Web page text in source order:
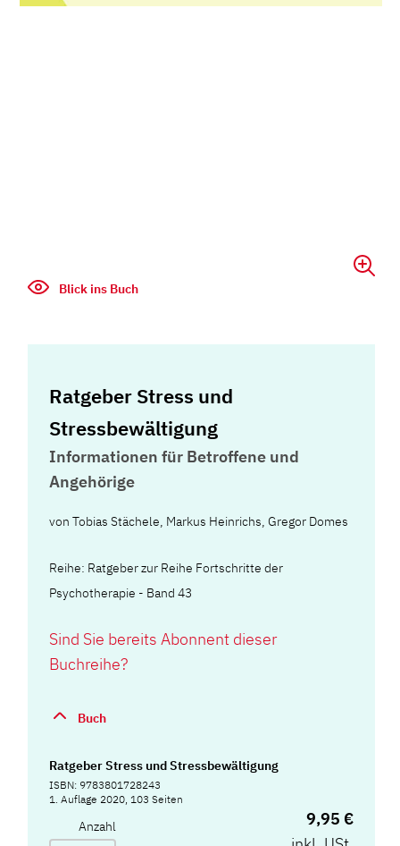
Blick ins Buch
Ratgeber Stress und
Stressbewältigung
Informationen für Betroffene und
Angehörige
vonTobias Stächele, Markus Heinrichs,Gregor Domes
Reihe: Ratgeber zur Reihe Fortschritte der
Psychotherapie - Band 43
Sind Sie bereits Abonnent dieser
Buchreihe?
Buch
Ratgeber Stress und Stressbewältigung
ISBN: 9783801728243
1. Auflage 2020, 103 Seiten
Anzahl
9,95 €